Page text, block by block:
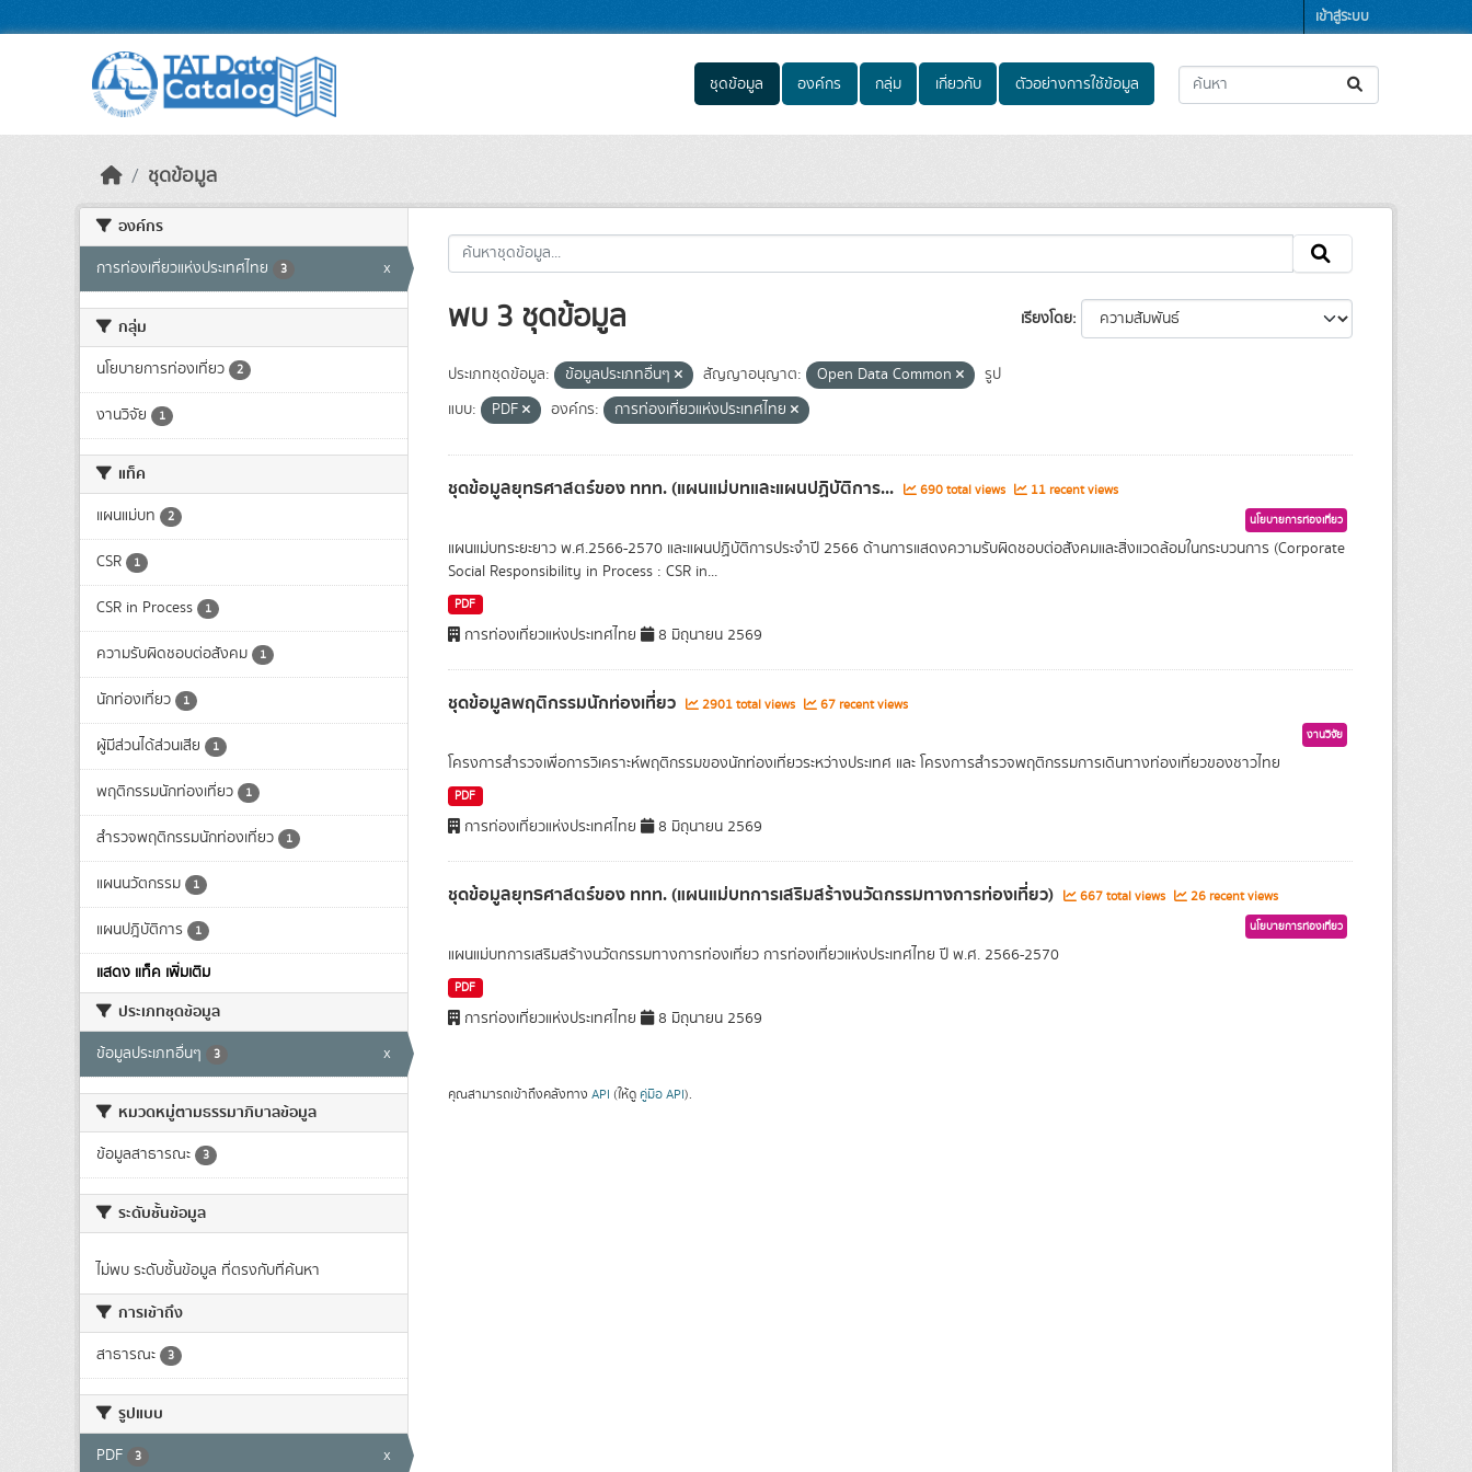
เข้าสู่ระบบ
ชุดข้อมูล องค์กร กลุ่ม เกี่ยวกับ ตัวอย่างการใช้ข้อมูล
ชุดข้อมูล
องค์กร
การท่องเที่ยวแห่งประเทศไทย 3 x
กลุ่ม
นโยบายการท่องเที่ยว 2
งานวิจัย 1
แท็ค
แผนแม่บท 2
CSR 1
CSR in Process 1
ความรับผิดชอบต่อสังคม 1
นักท่องเที่ยว 1
ผู้มีส่วนได้ส่วนเสีย 1
พฤติกรรมนักท่องเที่ยว 1
สำรวจพฤติกรรมนักท่องเที่ยว 1
แผนนวัตกรรม 1
แผนปฎิบัติการ 1
แสดง แท็ค เพิ่มเติม
ประเภทชุดข้อมูล
ข้อมูลประเภทอื่นๆ 3 x
หมวดหมู่ตามธรรมาภิบาลข้อมูล
ข้อมูลสาธารณะ 3
ระดับชั้นข้อมูล
ไม่พบ ระดับชั้นข้อมูล ที่ตรงกับที่ค้นหา
การเข้าถึง
สาธารณะ 3
รูปแบบ
PDF 3 x
เรียงโดย
พบ 3 ชุดข้อมูล
ประเภทชุดข้อมูล: ข้อมูลประเภทอื่นๆ สัญญาอนุญาต: Open Data Common
รูป
แบบ:
PDF องค์กร: การท่องเที่ยวแห่งประเทศไทย
ชุดข้อมูลยุทธศาสตร์ของ ททท. (แผนแม่บทและแผนปฏิบัติการ... 690 total views 11 recent views
นโยบายการท่องเที่ยว
แผนแม่บทระยะยาว พ.ศ.2566-2570 และแผนปฏิบัติการประจำปี 2566 ด้านการแสดงความรับผิดชอบต่อสังคมและสิ่งแวดล้อมในกระบวนการ (Corporate
Social Responsibility in Process : CSR in...
PDF
การท่องเที่ยวแห่งประเทศไทย 8 มิถุนายน 2569
ชุดข้อมูลพฤติกรรมนักท่องเที่ยว 2901 total views 67 recent views
งานวิจัย
โครงการสำรวจเพื่อการวิเคราะห์พฤติกรรมของนักท่องเที่ยวระหว่างประเทศ และ โครงการสำรวจพฤติกรรมการเดินทางท่องเที่ยวของชาวไทย
PDF
การท่องเที่ยวแห่งประเทศไทย 8 มิถุนายน 2569
ชุดข้อมูลยุทธศาสตร์ของ ททท. (แผนแม่บทการเสริมสร้างนวัตกรรมทางการท่องเที่ยว) 667 total views 26 recent views
นโยบายการท่องเที่ยว
แผนแม่บทการเสริมสร้างนวัตกรรมทางการท่องเที่ยว การท่องเที่ยวแห่งประเทศไทย ปี พ.ศ. 2566-2570
PDF
การท่องเที่ยวแห่งประเทศไทย 8 มิถุนายน 2569
คุณสามารถเข้าถึงคลังทาง API (ให้ดู คู่มือ API).